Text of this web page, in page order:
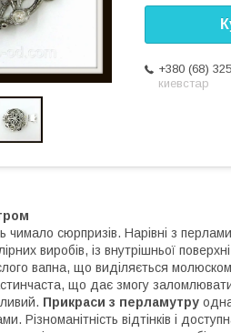
+380 (68)
киевстар
чимало сюрпризів. Нарівні з
виробів, із внутрішньої
вапна, що виділяється
що дає змогу
Прикраси з перламутру
Різноманітність відтінків і